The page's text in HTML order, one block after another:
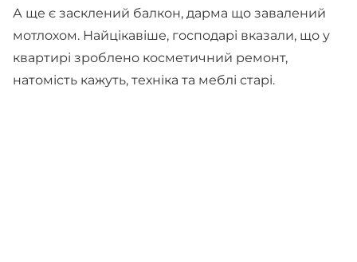
А ще є засклений балкон, дарма що завалений
мотлохом. Найцікавіше, господарі вказали, що у
квартирі зроблено косметичний ремонт,
натомість кажуть, техніка та меблі старі.